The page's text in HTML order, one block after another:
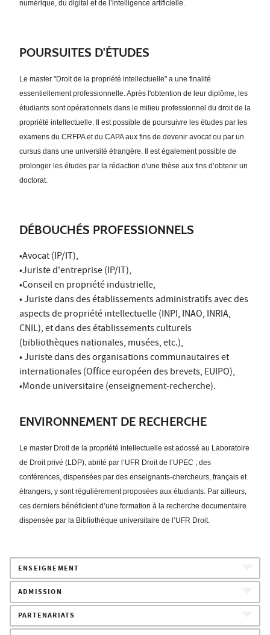
numérique, du digital et de l’intelligence artificielle.
POURSUITES D'ÉTUDES
Le master "Droit de la propriété intellectuelle" a une finalité
essentiellement professionnelle. Après l'obtention de leur diplôme, les
étudiants sont opérationnels dans le milieu professionnel du droit de la
propriété intellectuelle. Il est possible de poursuivre les études par les
examens du CRFPA et du CAPA aux fins de devenir avocat ou par un
cursus dans une université étrangère. Il est également possible de
prolonger les études par la rédaction d'une thèse aux fins d’obtenir un
doctorat.
DÉBOUCHÉS PROFESSIONNELS
•Avocat (IP/IT),
•Juriste d'entreprise (IP/IT),
•Conseil en propriété industrielle,
• Juriste dans des établissements administratifs avec des
aspects de propriété intellectuelle (INPI, INAO, INRIA,
CNIL), et dans des établissements culturels
(bibliothèques nationales, musées, etc.),
• Juriste dans des organisations communautaires et
internationales (Office européen des brevets, EUIPO),
•Monde universitaire (enseignement-recherche).
ENVIRONNEMENT DE RECHERCHE
Le master Droit de la propriété intellectuelle est adossé au Laboratoire
de Droit privé (LDP), abrité par l’UFR Droit de l’UPEC ; des
conférences, dispensées par des enseignants-chercheurs, français et
étrangers, y sont régulièrement proposées aux étudiants. Par ailleurs,
ces derniers bénéficient d’une formation à la recherche documentaire
dispensée par la Bibliothèque universitaire de l’UFR Droit.
ENSEIGNEMENT
ADMISSION
PARTENARIATS